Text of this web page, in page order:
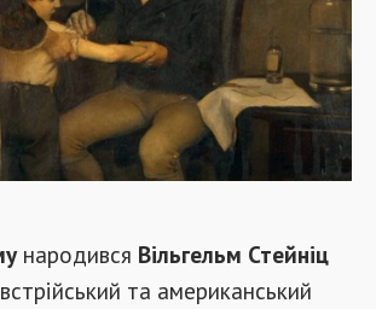
народився Вільгельм Стейніц
та американський